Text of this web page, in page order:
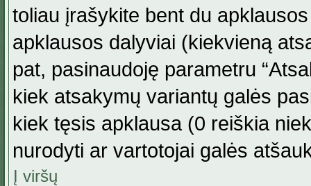
toliau įrašykite bent du
apklausos dalyviai (kiekvieną
pat, pasinaudoję parametru
kiek atsakymų variantų galės
kiek tęsis apklausa (0 reiškia
nurodyti ar vartotojai galės
Į viršų